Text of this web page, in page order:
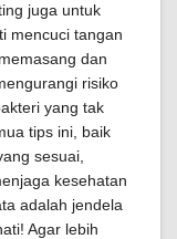
juga untuk
mencuci tangan
dan
risiko
yang tak
tips ini, baik
sesuai,
kesehatan
adalah jendela
Agar lebih